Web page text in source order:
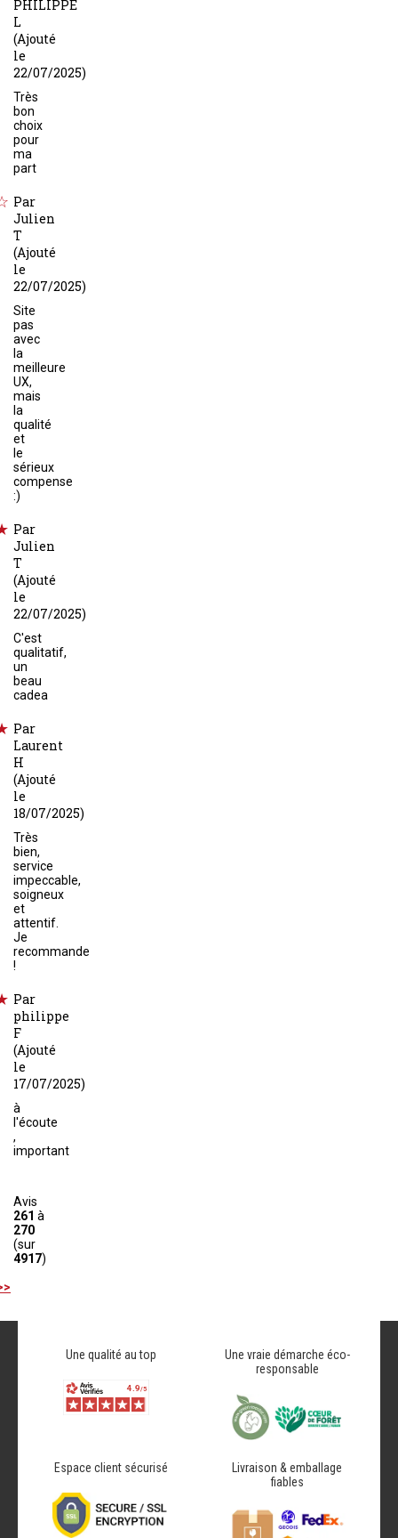
PHILIPPE
L
(Ajouté
le
22/07/2025)
Très
bon
choix
pour
ma
part
Par
Julien
T
(Ajouté
le
22/07/2025)
Site
pas
avec
la
meilleure
UX,
mais
la
qualité
et
le
sérieux
compense
:)
Par
Julien
T
(Ajouté
le
22/07/2025)
C'est
qualitatif,
un
beau
cadea
Par
Laurent
H
(Ajouté
le
18/07/2025)
Très
bien,
service
impeccable,
soigneux
et
attentif.
Je
recommande
!
Par
philippe
F
(Ajouté
le
17/07/2025)
à
l'écoute
,
important
Avis
261 à
270
(sur
4917)
Une qualité au top
Une vraie démarche éco-
responsable
Espace client sécurisé
Livraison & emballage
fiables